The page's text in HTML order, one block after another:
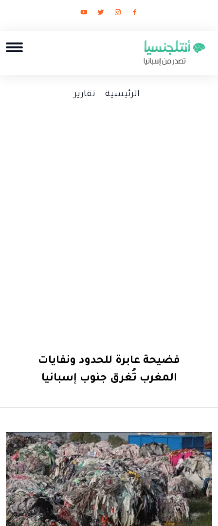
الرئيسية تقارير
فضيحة عابرة للحدود ونفايات
المغرب تُغرق جنوب إسبانيا